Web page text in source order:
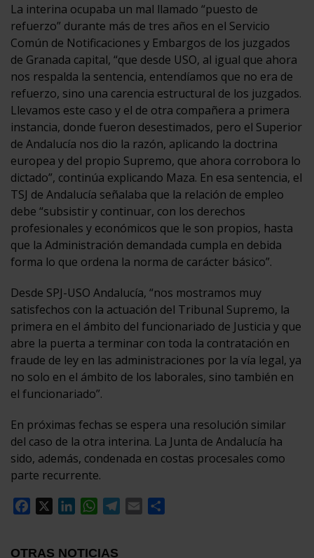
La interina ocupaba un mal llamado “puesto de
refuerzo” durante más de tres años en el Servicio
Común de Notificaciones y Embargos de los juzgados
de Granada capital, “que desde USO, al igual que ahora
nos respalda la sentencia, entendíamos que no era de
refuerzo, sino una carencia estructural de los juzgados.
Llevamos este caso y el de otra compañera a primera
instancia, donde fueron desestimados, pero el Superior
de Andalucía nos dio la razón, aplicando la doctrina
europea y del propio Supremo, que ahora corrobora lo
dictado”, continúa explicando Maza. En esa sentencia, el
TSJ de Andalucía señalaba que la relación de empleo
debe “subsistir y continuar, con los derechos
profesionales y económicos que le son propios, hasta
que la Administración demandada cumpla en debida
forma lo que ordena la norma de carácter básico”.
Desde SPJ-USO Andalucía, “nos mostramos muy
satisfechos con la actuación del Tribunal Supremo, la
primera en el ámbito del funcionariado de Justicia y que
abre la puerta a terminar con toda la contratación en
fraude de ley en las administraciones por la vía legal, ya
no solo en el ámbito de los laborales, sino también en
el funcionariado”.
En próximas fechas se espera una resolución similar
del caso de la otra interina. La Junta de Andalucía ha
sido, además, condenada en costas procesales como
parte recurrente.
Facebook
LinkedInWhatsApp
Telegram
Email
OTRAS NOTICIAS